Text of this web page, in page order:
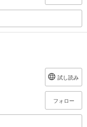
試し読み
フォロー